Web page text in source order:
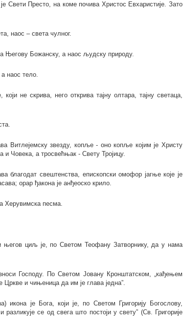
Свети Престо, на коме почива Христос Евхаристије. Зато
наос – света чулног.
Његову Божанску, а наос људску природу.
наос тело.
не скрива, него открива тајну олтара, тајну светаца,
Витлејемску звезду, копље - оно копље којим је Христу
и Човека, а тросвећњак - Свету Тројицу.
благодат свештенства, епископски омофор јагње које је
орар ђакона је анђеоско крило.
Херувимска песма.
његов циљ је, по Светом Теофану Затворнику, да у нама
Господу. По Светом Јовану Кронштатском, „кађењем
и чињеница да им је глава једна”.
је Бога, који је, по Светом Григорију Богослову,
разликује се од свега што постоји у свету” (Св. Григорије